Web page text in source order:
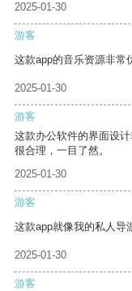
2025-01-30
游客
这款app的音乐资源非常
2025-01-30
游客
这款办公软件的界面设
很合理，一目了然。
2025-01-30
游客
这款app就像我的私人导
2025-01-30
游客